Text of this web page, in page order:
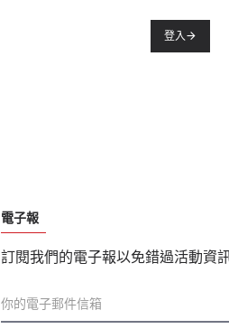
登入
電子報
訂閱我們的電子報以免錯過活動資